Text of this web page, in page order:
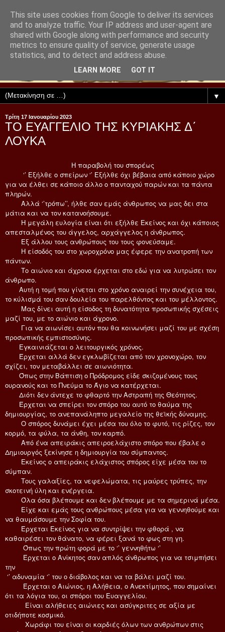
▼
Τρίτη 17 Ιανουαρίου 2023
ΤΟ ΕΥΑΓΓΕΛΙΟ ΤΗΣ ΚΥΡΙΑΚΗΣ Δ΄
ΛΟΥΚΑ
Η παραβολή του σπορέως
‘’ Εξήλθε ο σπείρων ‘’ Εξήλθε όχι βέβαια από κάποιο χώρο
για να έλθει σε κάποιο άλλο ο πανταχού παρών και τα πάντα
πληρών.
Αλλά ‘’τρόπω’’, ήλθε σαν εμάς άνθρωπος να μας δει στα
μάτια και να τον κατανοήσουμε.
Η μεγάλη ευλογία είναι ότι εξήλθε Εκείνος και όχι κάποιος
απεσταλμένος του άγγελος, αρχάγγελος η άνθρωπος.
Εξ άλλου τους ανθρώπους του τους φονεύσαμε.
Η είσοδός του στο χωροχρόνο μας έφερε την ανατροπή των
πάντων.
Το αιώνιο και άχρονο έρχεται στο εδώ για να λυτρώσει τον
άνθρωπο.
Αυτή η τομή που γίνεται στο χρόνο αναιρεί την συνέχεια του,
το κύλισμά του σαν δουλεία του παρελθόντος και του μέλλοντος.
Μας δίνει αυτή η είσοδος τη δυνατότητα προσωπικής σχέσεις
μαζί του, με το αιώνιο και άχρονο.
Για να αιωνίσει αυτόν που θα κοινωνήσει μαζί του με σχέση
προσωπικής εμπιστοσύνης.
Εγκαινιάζεται ο λειτουργικός χρόνος.
Έρχεται αλλά δεν εγκλωβίζεται από τον χρονοχώρο, τον
σχίζει, τον μεταβάλλει σε αιωνιότητα.
Όπως στην Βάπτιση ο Πρόδρομος είδε σκιζομένους τους
ουρανούς και το Πνεύμα το Άγιο να κατέρχεται.
Διότι δεν άντεχε το φθαρτό την Αστραπή της Θεότητος.
Έρχεται να σπείρει τον σπόρο του αυτό το θαύμα της
δημιουργίας, το ανεπανάληπτο μεγαλείο της θεϊκής δύναμης.
Ο σπόρος δυνάμει έχει μέσα του όλο το φυτό, τις ρίζες, τον
κορμό, τα φύλα, τα άνθη, τον καρπό.
Από ένα απειράκις απειροελάχιστο σπόρο που έβαλε ο
Δημιουργός ξεκίνησε η δημιουργία του σύμπαντος.
Εκείνος ο απειράκις ελάχιστος σπόρος είχε μέσα του το
σύμπαν.
Τους γαλαξίες, τα νεφελώματα, τις μαύρες τρύπες, την
σκοτεινή ύλη και ενέργεια.
Όλα όσα βλέπουμε και δεν βλέπουμε με τα σημερινά μέσα.
Είχε και εμάς τους ανθρώπους μέσα για να γεννηθούμε και
να θαυμάσουμε την Σοφία του.
Έρχεται Εκείνος για να συντρίψει την φθορά , να
καθαιρέσει τον θάνατο, να φέρει ξανά το φως στη γη.
Όπως την πρώτη φορά με το ‘’ γεννηθήτω ‘’
Έρχεται ο Ανίκητος σαν απλός άνθρωπος για να τσιμπήσει
την
‘’ αδυναμία ‘’ του ο διάβολος και να τα βάλει μαζί του.
Έρχεται ο Αιώνιος, η Αλήθεια, ο Ανεκτίμητος, που σημαίνει
ότι τα λόγια του, οι σπόροι του Ευαγγελίου.
Είναι αλήθειες αιώνιες και ασύγκριτες σε αξία με
οτιδήποτε κοσμικό.
Χωράφι του είναι οι καρδιές όλων των ανθρώπων στις
This site uses cookies from Google to deliver its services
and to analyze traffic. Your IP address and user-agent are
shared with Google along with performance and security
metrics to ensure quality of service, generate usage
statistics, and to detect and address abuse.
LEARN MORE GOT IT